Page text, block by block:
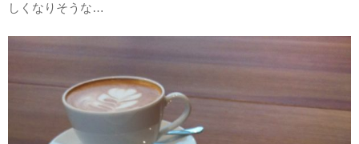
しくなりそうな…